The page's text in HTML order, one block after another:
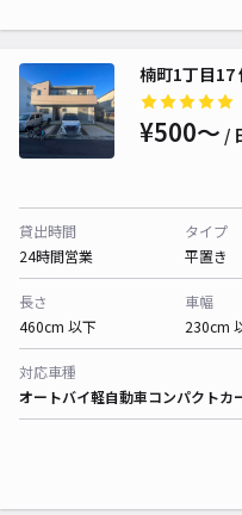
楠町1丁目
¥500〜 /
貸出時間
24時間営業
タイプ
平置き
長さ
460cm 以下
車幅
230cm
対応車種
オートバイ軽自動車コンパクトカ